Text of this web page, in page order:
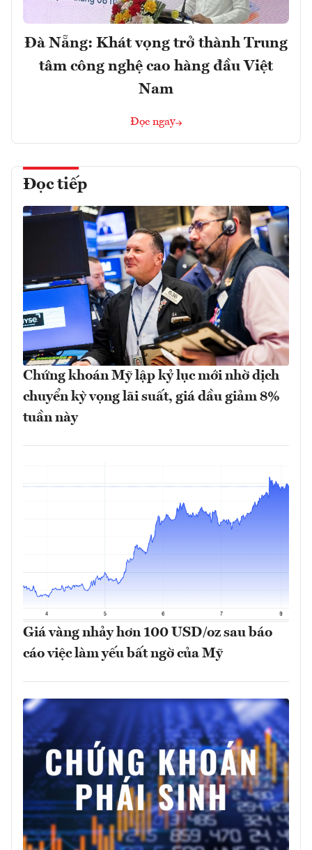
Đà Nẵng: Khát vọng trở thành Trung
tâm công nghệ cao hàng đầu Việt
Nam
Đọc ngay
Đọc tiếp
Chứng khoán Mỹ lập kỷ lục mới nhờ dịch
chuyển kỳ vọng lãi suất, giá dầu giảm 8%
tuần này
Giá vàng nhảy hơn 100 USD/oz sau báo
cáo việc làm yếu bất ngờ của Mỹ